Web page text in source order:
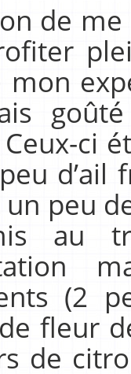
de
mon
Ceux-ci
d’ail
peu
au
(2
fleur
de